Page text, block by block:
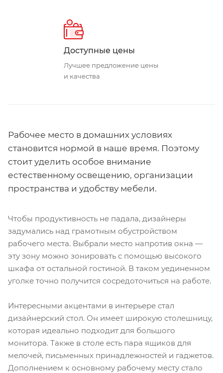
Доступные цены
Лучшее предложение цены
и качества
Рабочее место в домашних условиях
становится нормой в наше время. Поэтому
стоит уделить особое внимание
естественному освещению, организации
пространства и удобству мебели.
Чтобы продуктивность не падала, дизайнеры
задумались над грамотным обустройством
рабочего места. Выбрали место напротив окна —
эту зону можно зонировать с помощью высокого
шкафа от остальной гостиной. В таком уединенном
уголке точно получится сосредоточиться на работе.
Интересными акцентами в интерьере стал
дизайнерский стол. Он имеет широкую столешницу,
которая идеально подходит для большого
монитора. Также в столе есть пара ящиков для
мелочей, письменных принадлежностей и гаджетов.
Дополнением к основному рабочему месту стало